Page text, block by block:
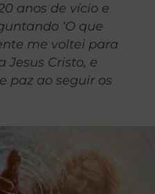
anos de vício e
‘O que
me voltei para
Jesus Cristo, e
paz ao seguir os